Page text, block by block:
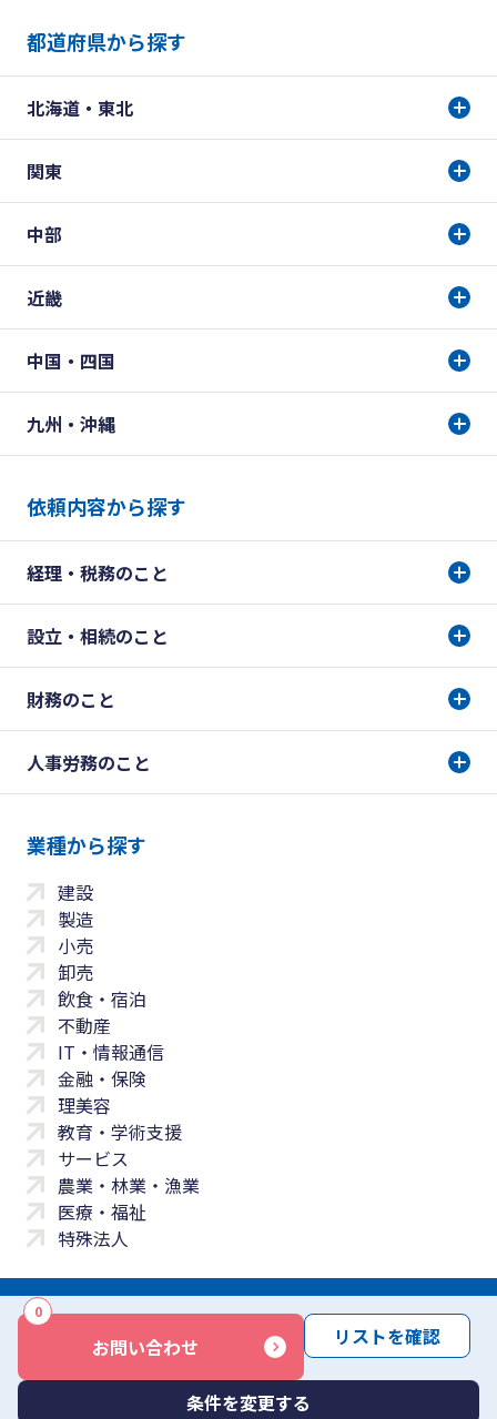
お問い合わせ
0
リストを確認
条件を変更する
都道府県から探す
北海道・東北
関東
中部
近畿
中国・四国
九州・沖縄
依頼内容から探す
経理・税務のこと
設立・相続のこと
財務のこと
人事労務のこと
業種から探す
建設
製造
小売
卸売
飲食・宿泊
不動産
IT・情報通信
金融・保険
理美容
教育・学術支援
サービス
農業・林業・漁業
医療・福祉
特殊法人
サイトマップ 免責事項 サービス利用規約
商標について反社会勢力に対する基本方針 お問い合わせ
Copyright © Yayoi Co., Ltd. All rights reserved.